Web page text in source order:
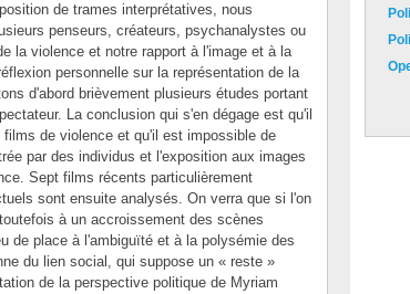
de trames interprétatives, nous
penseurs, créateurs, psychanalystes ou
la violence et notre rapport à l'image et à la
personnelle sur la représentation de la
d'abord brièvement plusieurs études portant
La conclusion qui s'en dégage est qu'il
de violence et qu'il est impossible de
par des individus et l'exposition aux images
Sept films récents particulièrement
sont ensuite analysés. On verra que si l'on
à un accroissement des scènes
de place à l'ambiguïté et à la polysémie des
du lien social, qui suppose un « reste »
de la perspective politique de Myriam